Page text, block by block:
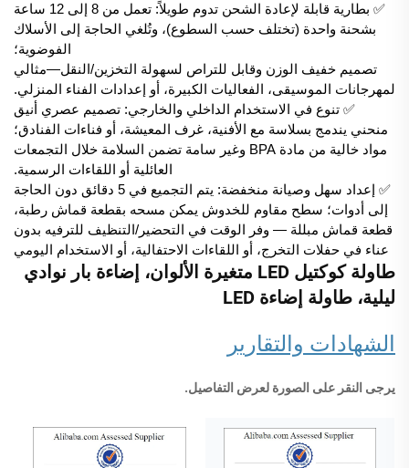
✅ بطارية قابلة لإعادة الشحن تدوم طويلاً: تعمل من 8 إلى 12 ساعة
بشحنة واحدة (تختلف حسب السطوع)، وتُلغي الحاجة إلى الأسلاك
الفوضوية؛
تصميم خفيف الوزن وقابل للتراص لسهولة التخزين/النقل—مثالي
لمهرجانات الموسيقى، الفعاليات الكبيرة، أو إعدادات الفناء المنزلي.
✅ تنوع في الاستخدام الداخلي والخارجي: تصميم عصري أنيق
منحني يندمج بسلاسة مع الأفنية، غرف المعيشة، أو فناءات الفنادق؛
مواد خالية من مادة BPA وغير سامة تضمن السلامة خلال التجمعات
العائلية أو اللقاءات الرسمية.
✅ إعداد سهل وصيانة منخفضة: يتم التجميع في 5 دقائق دون الحاجة
إلى أدوات؛ سطح مقاوم للخدوش يمكن مسحه بقطعة قماش رطبة،
قطعة قماش مبللة — وفر الوقت في التحضير/التنظيف للترفيه بدون
عناء في حفلات التخرج، أو اللقاءات الاحتفالية، أو الاستخدام اليومي
طاولة كوكتيل LED متغيرة الألوان، إضاءة بار نوادي
ليلية، طاولة إضاءة LED
الشهادات والتقارير
يرجى النقر على الصورة لعرض التفاصيل.